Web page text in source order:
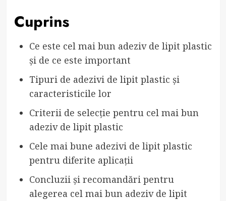
Cuprins
Ce este cel mai bun adeziv de lipit plastic
și de ce este important
Tipuri de adezivi de lipit plastic și
caracteristicile lor
Criterii de selecție pentru cel mai bun
adeziv de lipit plastic
Cele mai bune adezivi de lipit plastic
pentru diferite aplicații
Concluzii și recomandări pentru
alegerea cel mai bun adeziv de lipit